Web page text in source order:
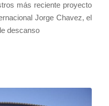
más reciente proyecto
Jorge Chavez, el
descanso